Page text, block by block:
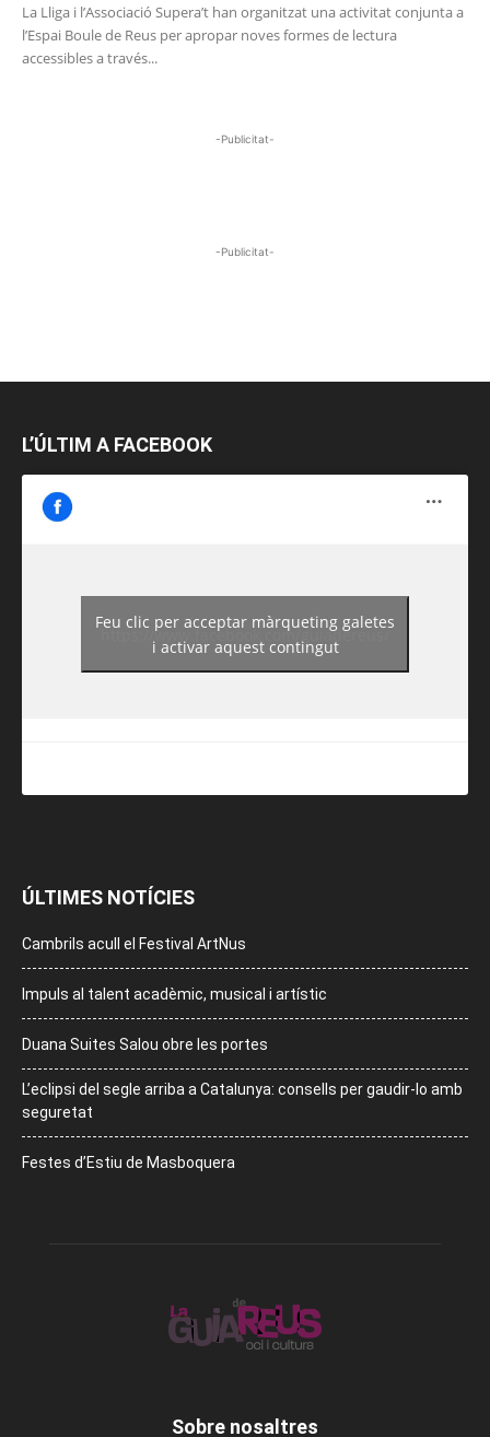
La Lliga i l’Associació Supera’t han organitzat una activitat conjunta a
l’Espai Boule de Reus per apropar noves formes de lectura
accessibles a través...
-Publicitat-
-Publicitat-
L’ÚLTIM A FACEBOOK
https://www.facebook.com/guiadereus/
Feu clic per acceptar màrqueting galetes
i activar aquest contingut
ÚLTIMES NOTÍCIES
Cambrils acull el Festival ArtNus
Impuls al talent acadèmic, musical i artístic
Duana Suites Salou obre les portes
L’eclipsi del segle arriba a Catalunya: consells per gaudir-lo amb
seguretat
Festes d’Estiu de Masboquera
Sobre nosaltres